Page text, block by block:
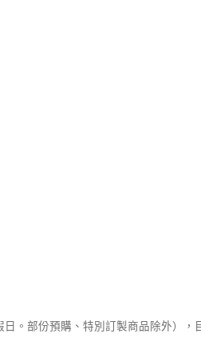
。部份預購、特別訂製商品除外），